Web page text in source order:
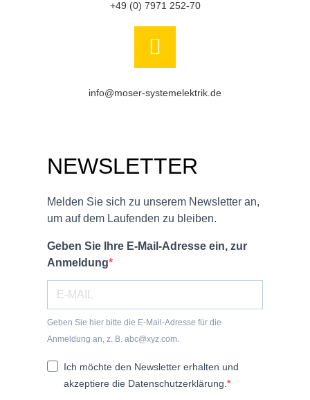
+49 (0) 7971 252-70
info@moser-systemelektrik.de
NEWSLETTER
Melden Sie sich zu unserem Newsletter an,
um auf dem Laufenden zu bleiben.
Geben Sie Ihre E-Mail-Adresse ein, zur
Anmeldung
Geben Sie hier bitte die E-Mail-Adresse für die
Anmeldung an, z. B. abc@xyz.com.
Ich möchte den Newsletter erhalten und
akzeptiere die Datenschutzerklärung.